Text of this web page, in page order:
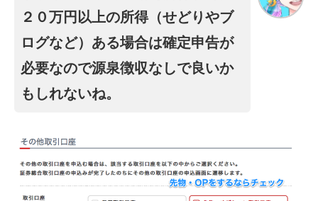
２０万円以上の所得（せどりやブ
ログなど）ある場合は確定申告が
必要なので源泉徴収なしで良いか
もしれないね。